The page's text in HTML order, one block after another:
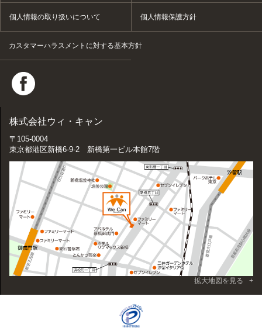
個人情報の取り扱いについて 個人情報保護方針
カスタマーハラスメントに対する基本方針
株式会社ウィ・キャン
〒105-0004
東京都港区新橋6-9-2 新橋第一ビル本館7階
拡大地図を見る